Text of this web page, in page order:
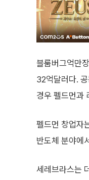
블룸버그억만
32억달러다.
경우 펠드먼과
펠드먼 창업자
반도체 분야에
세레브라스는